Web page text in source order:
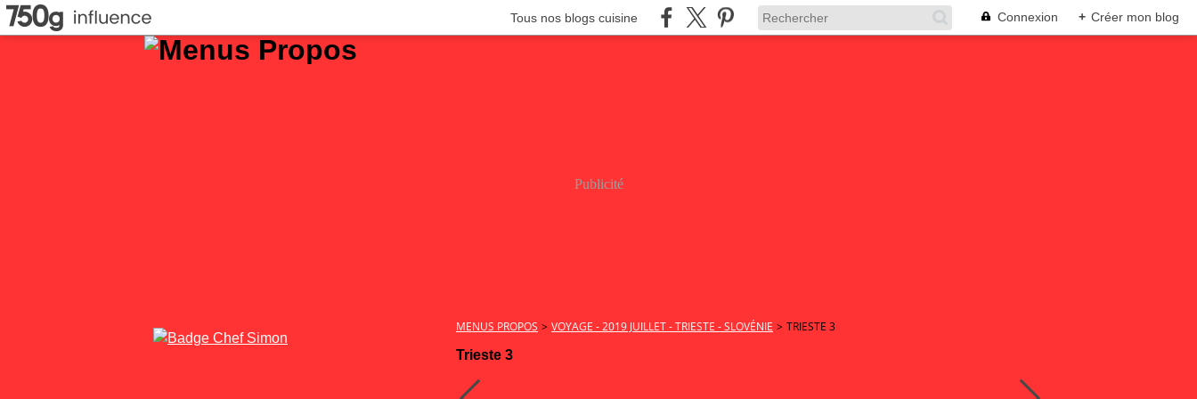
Tous nos blogs cuisine Connexion + Créer mon blog
Publicité
MENUS PROPOS > VOYAGE - 2019 JUILLET - TRIESTE - SLOVÉNIE > TRIESTE 3
Trieste 3